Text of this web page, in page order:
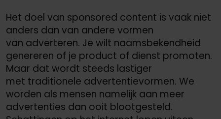
Het doel van sponsored content is vaak niet
anders dan van andere vormen
van adverteren. Je wilt naamsbekendheid
genereren of je product of dienst promoten.
Maar dat wordt steeds lastiger
met traditionele advertentievormen. We
worden als mensen namelijk aan meer
advertenties dan ooit blootgesteld.